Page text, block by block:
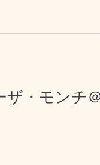
ザ・モンチ